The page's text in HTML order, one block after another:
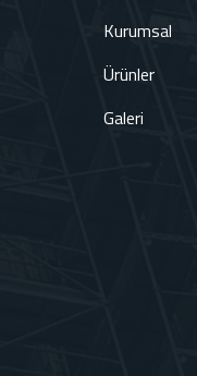
Kurumsal
Ürünler
Galeri